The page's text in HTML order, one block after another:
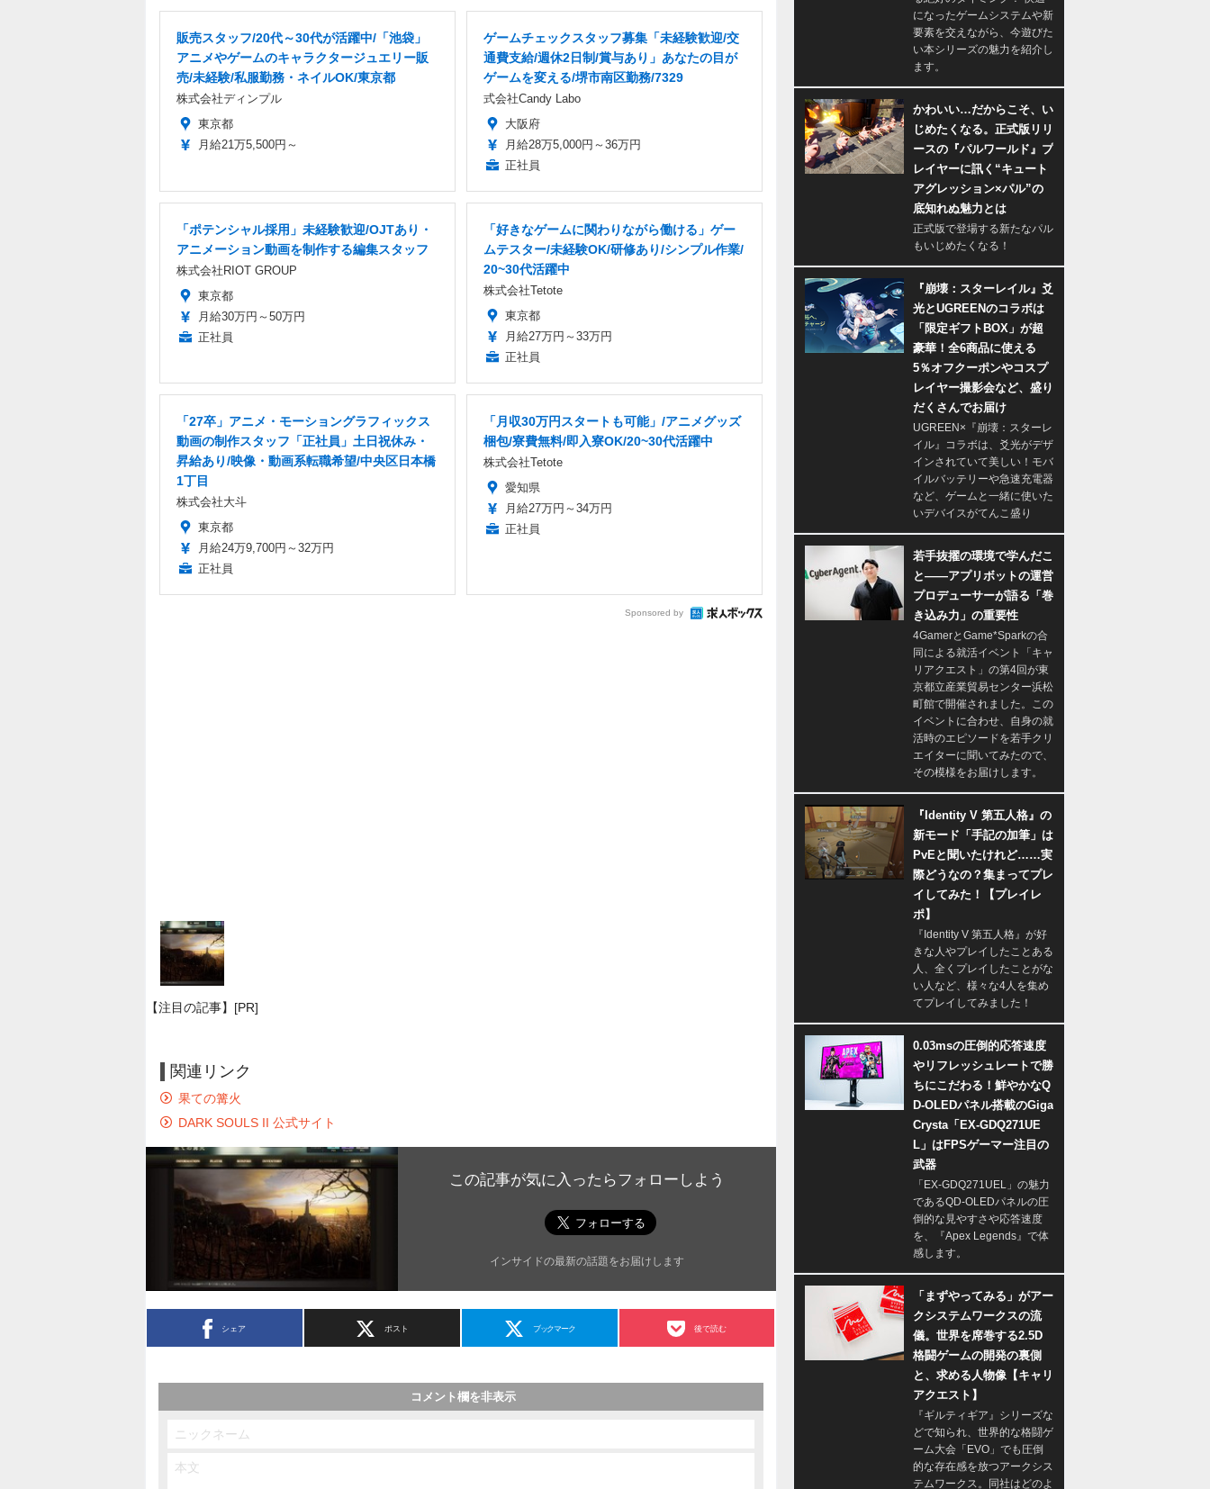
販売スタッフ/20代～30代が活躍中/「池袋」
アニメやゲームのキャラクタージュエリー販
売/未経験/私服勤務・ネイルOK/東京都
株式会社ディンプル
東京都
月給21万5,500円～
ゲームチェックスタッフ募集「未経験歓迎/交
通費支給/週休2日制/賞与あり」あなたの目が
ゲームを変える/堺市南区勤務/7329
式会社Candy Labo
大阪府
月給28万5,000円～36万円
正社員
「ポテンシャル採用」未経験歓迎/OJTあり・
アニメーション動画を制作する編集スタッフ
株式会社RIOT GROUP
東京都
月給30万円～50万円
正社員
「好きなゲームに関わりながら働ける」ゲー
ムテスター/未経験OK/研修あり/シンプル作業/
20~30代活躍中
株式会社Tetote
東京都
月給27万円～33万円
正社員
「27卒」アニメ・モーショングラフィックス
動画の制作スタッフ「正社員」土日祝休み・
昇給あり/映像・動画系転職希望/中央区日本橋
1丁目
株式会社大斗
東京都
月給24万9,700円～32万円
正社員
「月収30万円スタートも可能」/アニメグッズ
梱包/寮費無料/即入寮OK/20~30代活躍中
株式会社Tetote
愛知県
月給27万円～34万円
正社員
Sponsored by
【注目の記事】[PR]
関連リンク
果ての篝火
DARK SOULS II 公式サイト
この記事が気に入ったらフォローしよう
インサイドの最新の話題をお届けします
シェア ポスト ブックマーク 後で読む
コメント欄を非表示
になったゲームシステムや新
要素を交えながら、今遊びた
い本シリーズの魅力を紹介し
ます。
かわいい…だからこそ、い
じめたくなる。正式版リリ
ースの『パルワールド』プ
レイヤーに訊く“キュート
アグレッション×パル”の
底知れぬ魅力とは
正式版で登場する新たなパル
もいじめたくなる！
『崩壊：スターレイル』爻
光とUGREENのコラボは
「限定ギフトBOX」が超
豪華！全6商品に使える
5％オフクーポンやコスプ
レイヤー撮影会など、盛り
だくさんでお届け
UGREEN×『崩壊：スターレ
イル』コラボは、爻光がデザ
インされていて美しい！モバ
イルバッテリーや急速充電器
など、ゲームと一緒に使いた
いデバイスがてんこ盛り
若手抜擢の環境で学んだこ
と――アプリボットの運営
プロデューサーが語る「巻
き込み力」の重要性
4GamerとGame*Sparkの合
同による就活イベント「キャ
リアクエスト」の第4回が東
京都立産業貿易センター浜松
町館で開催されました。この
イベントに合わせ、自身の就
活時のエピソードを若手クリ
エイターに聞いてみたので、
その模様をお届けします。
『Identity V 第五人格』の
新モード「手記の加筆」は
PvEと聞いたけれど……実
際どうなの？集まってプレ
イしてみた！【プレイレ
ポ】
『Identity V 第五人格』が好
きな人やプレイしたことある
人、全くプレイしたことがな
い人など、様々な4人を集め
てプレイしてみました！
0.03msの圧倒的応答速度
やリフレッシュレートで勝
ちにこだわる！鮮やかなQ
D-OLEDパネル搭載のGiga
Crysta「EX-GDQ271UE
L」はFPSゲーマー注目の
武器
「EX-GDQ271UEL」の魅力
であるQD-OLEDパネルの圧
倒的な見やすさや応答速度
を、『Apex Legends』で体
感します。
「まずやってみる」がアー
クシステムワークスの流
儀。世界を席巻する2.5D
格闘ゲームの開発の裏側
と、求める人物像【キャリ
アクエスト】
『ギルティギア』シリーズな
どで知られ、世界的な格闘ゲ
ーム大会「EVO」でも圧倒
的な存在感を放つアークシス
テムワークス。同社はどのよ